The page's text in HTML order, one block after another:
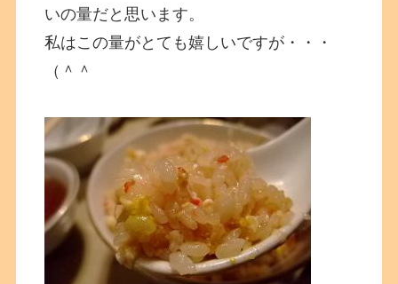
いの量だと思います。
私はこの量がとても嬉しいですが・・・
（＾＾